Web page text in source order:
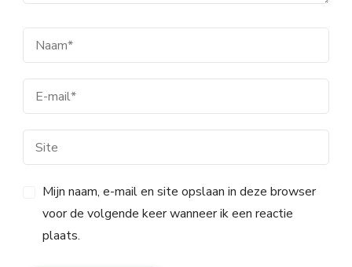
Mijn naam, e-mail en site opslaan in deze browser
voor de volgende keer wanneer ik een reactie
plaats.